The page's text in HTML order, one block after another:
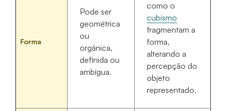
Forma
Pode ser
geométrica
ou
orgânica,
definida ou
ambígua.
como o
cubismo
fragmentam a
forma,
alterando a
percepção do
objeto
representado.